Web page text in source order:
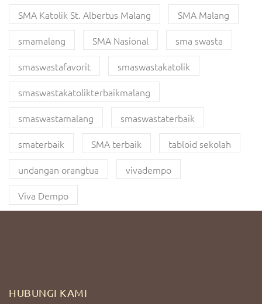
SMA Katolik St. Albertus Malang
SMA Malang
smamalang
SMA Nasional
sma swasta
smaswastafavorit
smaswastakatolik
smaswastakatolikterbaikmalang
smaswastamalang
smaswastaterbaik
smaterbaik
SMA terbaik
tabloid sekolah
undangan orangtua
vivadempo
Viva Dempo
HUBUNGI KAMI